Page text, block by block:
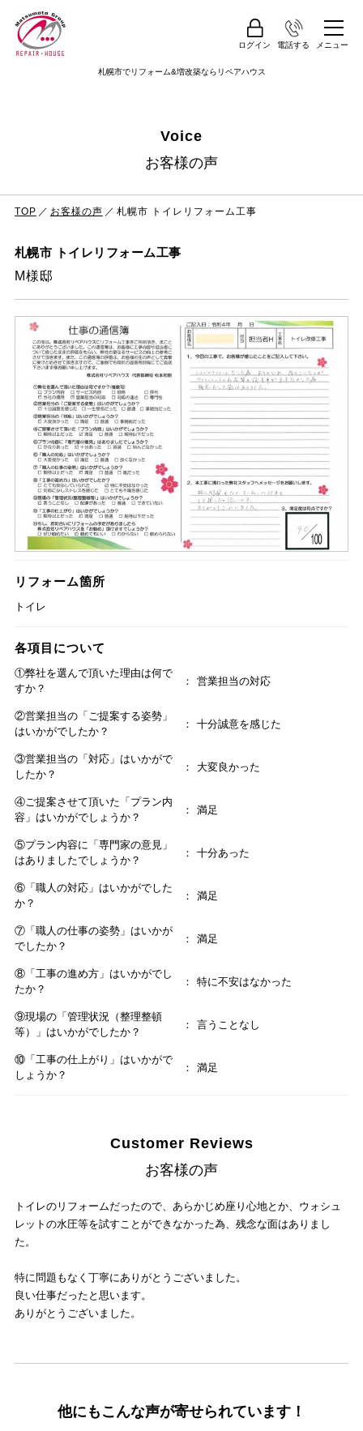
札幌市でリフォーム&増改築ならリペアハウス
ログイン 電話する メニュー
Voice
お客様の声
TOP お客様の声 札幌市 トイレリフォーム工事
札幌市 トイレリフォーム工事
M様邸
リフォーム箇所
トイレ
各項目について
①弊社を選んで頂いた理由は何で
すか？
営業担当の対応
②営業担当の「ご提案する姿勢」
はいかがでしたか？
十分誠意を感じた
③営業担当の「対応」はいかがで
したか？
大変良かった
④ご提案させて頂いた「プラン内
容」はいかがでしょうか？
満足
⑤プラン内容に「専門家の意見」
はありましたでしょうか？
十分あった
⑥「職人の対応」はいかがでした
か？
満足
⑦「職人の仕事の姿勢」はいかが
でしたか？
満足
⑧「工事の進め方」はいかがでし
たか？
特に不安はなかった
⑨現場の「管理状況（整理整頓
等）」はいかがでしたか？
言うことなし
⑩「工事の仕上がり」はいかがで
しょうか？
満足
Customer Reviews
お客様の声
トイレのリフォームだったので、あらかじめ座り心地とか、ウォシュ
レットの水圧等を試すことができなかった為、残念な面はありまし
た。
特に問題もなく丁寧にありがとうございました。
良い仕事だったと思います。
ありがとうございました。
他にもこんな声が寄せられています！